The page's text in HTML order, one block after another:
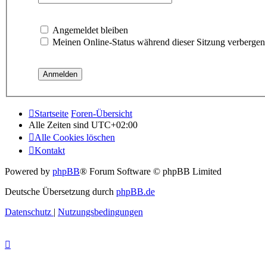
Angemeldet bleiben
Meinen Online-Status während dieser Sitzung verbergen
Startseite Foren-Übersicht
Alle Zeiten sind UTC+02:00
Alle Cookies löschen
Kontakt
Powered by phpBB® Forum Software © phpBB Limited
Deutsche Übersetzung durch phpBB.de
Datenschutz | Nutzungsbedingungen